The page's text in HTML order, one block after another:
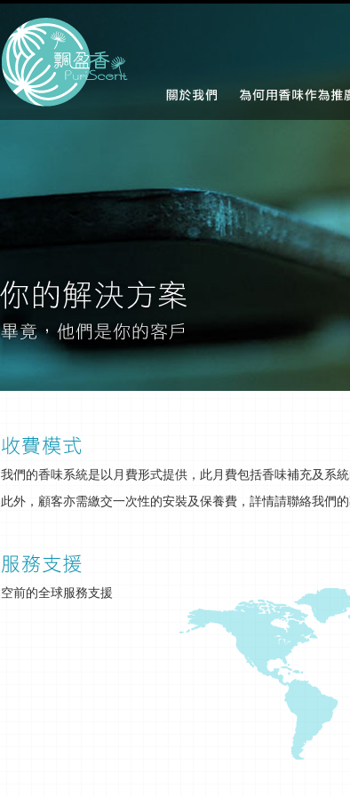
我們的香味系統是以月費形式提供，此月費包括香味補充及系統
此外，顧客亦需繳交一次性的安裝及保養費，詳情請聯絡我們的
空前的全球服務支援